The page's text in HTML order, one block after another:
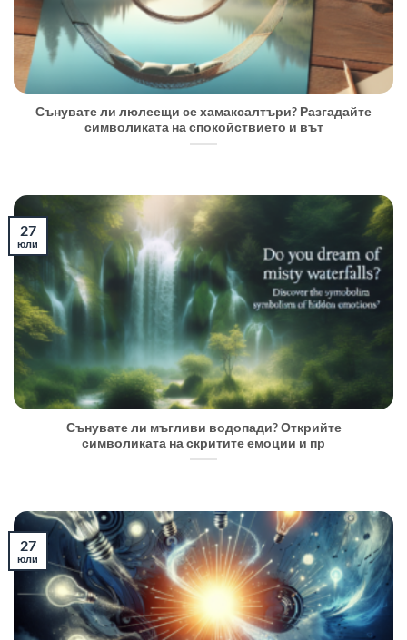
Сънувате ли люлеещи се хамаксалтъри? Разгадайте
символиката на спокойствието и вът
Сънувате ли мъгливи водопади? Открийте
символиката на скритите емоции и пр
27
юли
27
юли